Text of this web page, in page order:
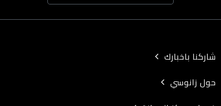
شاركنا باخبارك
حول زانوسي